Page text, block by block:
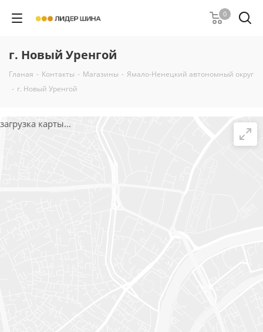
0
г. Новый Уренгой
Гланая - Контакты - Магазины - Ямало-Ненецкий автономный округ
- г. Новый Уренгой
загрузка карты...